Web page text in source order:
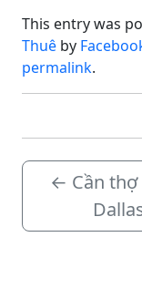
xe trong
mới, không gian
và tiện nghi.Quý…
This entry was
Thuê by
permalink.
← Cần